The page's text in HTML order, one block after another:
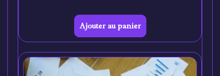
Ajouter au panier